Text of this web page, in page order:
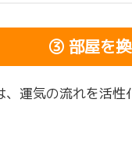
③ 部屋を
、運気の流れを活